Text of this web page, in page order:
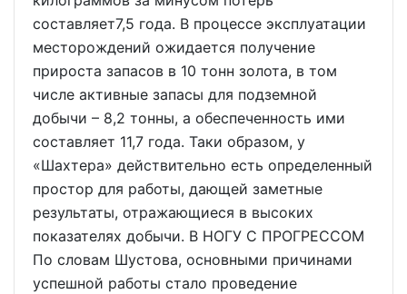
составляет7,5 года. В процессе эксплуатации
месторождений ожидается получение
прироста запасов в 10 тонн золота, в том
числе активные запасы для подземной
добычи – 8,2 тонны, а обеспеченность ими
составляет 11,7 года. Таки образом, у
«Шахтера» действительно есть определенный
простор для работы, дающей заметные
результаты, отражающиеся в высоких
показателях добычи. В НОГУ С ПРОГРЕССОМ
По словам Шустова, основными причинами
успешной работы стало проведение